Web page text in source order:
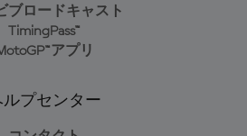
ブロードキャスト
TimingPass™
アプリ
ルプセンター